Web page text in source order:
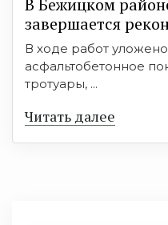
завершается
В ходе работ
асфальтобетонное
тротуары, ...
Читать далее